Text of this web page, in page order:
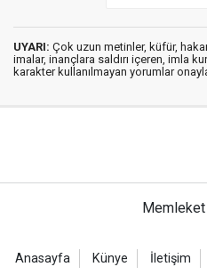
UYARI: Çok uzun metinler, küfür,
imalar, inançlara saldırı içeren, imla
karakter kullanılmayan yorumlar
Anasayfa Künye İletişim